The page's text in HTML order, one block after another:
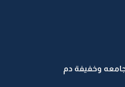
وخفيفة دم